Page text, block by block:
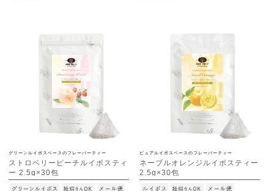
グリーンルイボスベースのフレーバーティー
ストロベリーピーチルイボスティ
ー 2.5g×30包
[M便 1/3]
ピュアルイボスベースのフレーバーティー
ネーブルオレンジルイボスティー
2.5g×30包
[M便 1/3]